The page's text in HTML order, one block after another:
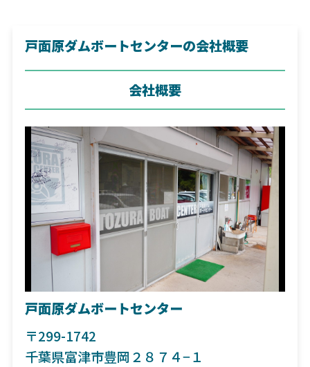
戸面原ダムボートセンターの会社概要
会社概要
戸面原ダムボートセンター
〒299-1742
千葉県富津市豊岡２８７４−１